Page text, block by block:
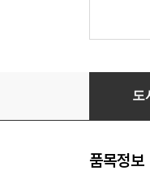
銀魂 3年
도
품목정보